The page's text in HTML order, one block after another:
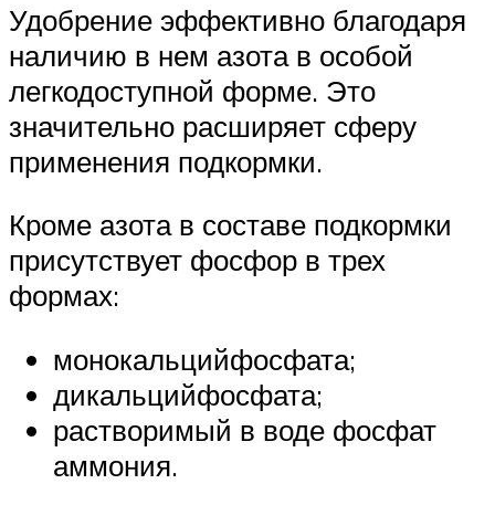
Удобрение эффективно благодаря
наличию в нем азота в особой
легкодоступной форме. Это
значительно расширяет сферу
применения подкормки.
Кроме азота в составе подкормки
присутствует фосфор в трех
формах:
монокальцийфосфата;
дикальцийфосфата;
растворимый в воде фосфат
аммония.